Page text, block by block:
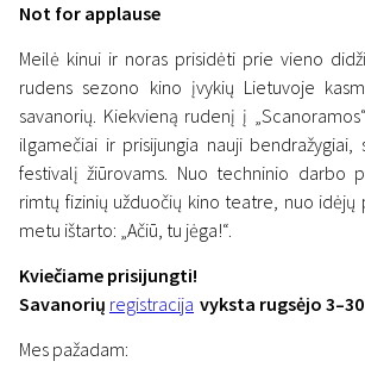
Not for applause
Meilė kinui ir noras prisidėti prie vieno
rudens sezono kino įvykių Lietuvoje
savanorių. Kiekvieną rudenį į
ilgamečiai ir prisijungia nauji bendražygiai,
festivalį žiūrovams. Nuo techninio darbo
rimtų fizinių užduočių kino teatre, nuo idėjų
metu ištarto: „Ačiū, tu jėga!“.
Kviečiame prisijungti!
Savanorių registracija vyksta rugsėjo
Mes pažadam: